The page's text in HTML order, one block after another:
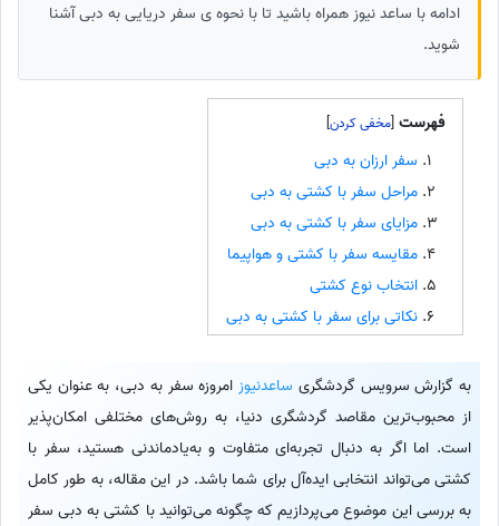
ادامه با ساعد نیوز همراه باشید تا با نحوه ی سفر دریایی به دبی آشنا
شوید.
فهرست [
]
سفر ارزان به دبی
مراحل سفر با کشتی به دبی
مزایای سفر با کشتی به دبی
مقایسه سفر با کشتی و هواپیما
انتخاب نوع کشتی
نکاتی برای سفر با کشتی به دبی
به گزارش سرویس گردشگری ساعدنیوز امروزه سفر به دبی، به عنوان یکی
از محبوب‌ترین مقاصد گردشگری دنیا، به روش‌های مختلفی امکان‌پذیر
است. اما اگر به دنبال تجربه‌ای متفاوت و به‌یادماندنی هستید، سفر با
کشتی می‌تواند انتخابی ایده‌آل برای شما باشد. در این مقاله، به طور کامل
به بررسی این موضوع می‌پردازیم که چگونه می‌توانید با کشتی به دبی سفر